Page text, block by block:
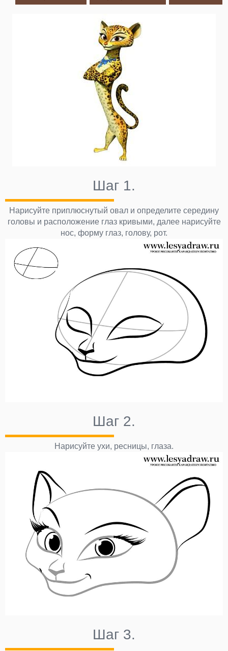
Шаг 1.
Нарисуйте приплюснутый овал и определите середину
головы и расположение глаз кривыми, далее нарисуйте
нос, форму глаз, голову, рот.
Шаг 2.
Нарисуйте ухи, ресницы, глаза.
Шаг 3.